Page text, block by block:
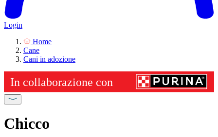
Login
Home
Cane
Cani in adozione
Chicco